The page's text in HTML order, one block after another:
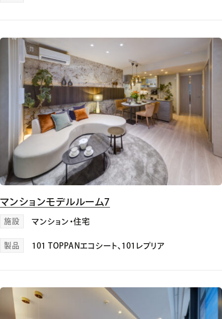
マンションモデルルーム7
施設 マンション・住宅
製品 101 TOPPANエコシート、 101レプリア